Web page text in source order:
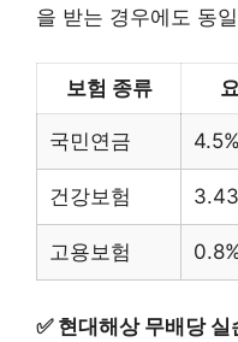
을 받는 경우에도 동
보험 종류
국민연금 4.5%
건강보험
고용보험
✅ 현대해상 무배당 실